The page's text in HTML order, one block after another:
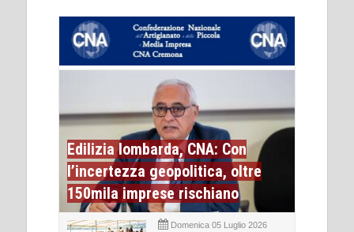
Edilizia lombarda, CNA: Con
l’incertezza geopolitica, oltre
150mila imprese rischiano
Domenica 05 Luglio 2026